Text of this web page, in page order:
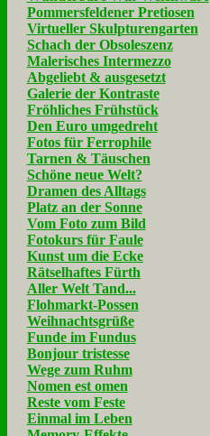
Pommersfeldener Pretiosen
Virtueller Skulpturengarten
Schach der Obsoleszenz
Malerisches Intermezzo
Abgeliebt & ausgesetzt
Galerie der Kontraste
Fröhliches Frühstück
Den Euro umgedreht
Fotos für Ferrophile
Tarnen & Täuschen
Schöne neue Welt?
Dramen des Alltags
Platz an der Sonne
Vom Foto zum Bild
Fotokurs für Faule
Kunst um die Ecke
Rätselhaftes Fürth
Aller Welt Tand...
Flohmarkt-Possen
Weihnachtsgrüße
Funde im Fundus
Bonjour tristesse
Wege zum Ruhm
Nomen est omen
Reste vom Feste
Einmal im Leben